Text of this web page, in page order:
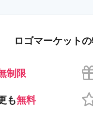
ロゴマーケット
制限
も無料